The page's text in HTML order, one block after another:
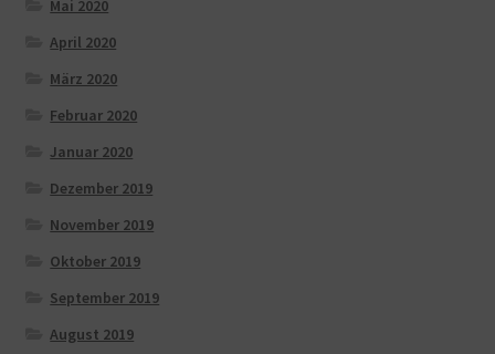
Mai 2020
April 2020
März 2020
Februar 2020
Januar 2020
Dezember 2019
November 2019
Oktober 2019
September 2019
August 2019